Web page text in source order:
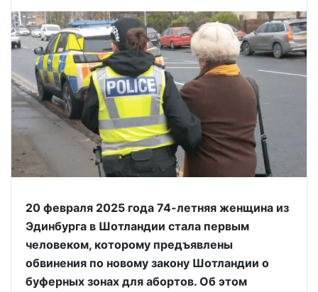
20 февраля 2025 года 74-летняя женщина из
Эдинбурга в Шотландии стала первым
человеком, которому предъявлены
обвинения по новому закону Шотландии о
буферных зонах для абортов. Об этом